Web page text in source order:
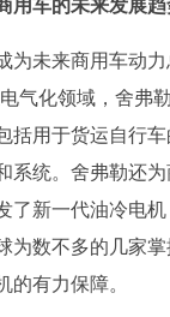
用车的未来发展趋
为未来商用车动
气化领域，舍弗
括用于货运自行
系统。舍弗勒还
了新一代油冷电
为数不多的几家
的有力保障。